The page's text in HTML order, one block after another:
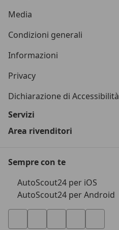
Media
Condizioni generali
Informazioni
Privacy
Dichiarazione di Accessibilità
Servizi
Area rivenditori
Sempre con te
AutoScout24 per iOS
AutoScout24 per Android